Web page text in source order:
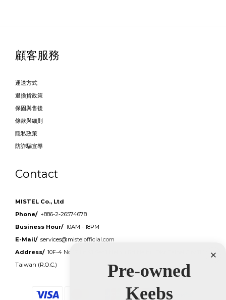
顧客服務
運送方式
退換貨政策
保固與售後
條款與細則
隱私政策
防詐騙宣導
Contact
MISTEL Co., Ltd
Phone/+886-2-26574678
Business Hour/10AM - 18PM
E-Mail/ services@mistelofficial.com
Address/10F-4 No 17 Ln 91 Sec.1 Neihu Rd Neihu Dist Taipei City 114
Taiwan (R.O.C.)